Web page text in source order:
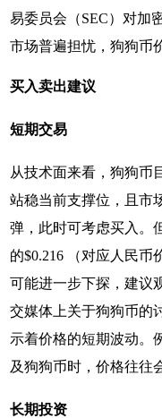
易委员会（SEC）对加
市场普遍担忧，狗狗币
买入卖出建议
短期交易
从技术面来看，狗狗币
站稳当前支撑位，且市
弹，此时可考虑买入。
的$0.216 （对应人民币
可能进一步下探，建议
交媒体上关于狗狗币的
示着价格的短期波动。
及狗狗币时，价格往往
长期投资